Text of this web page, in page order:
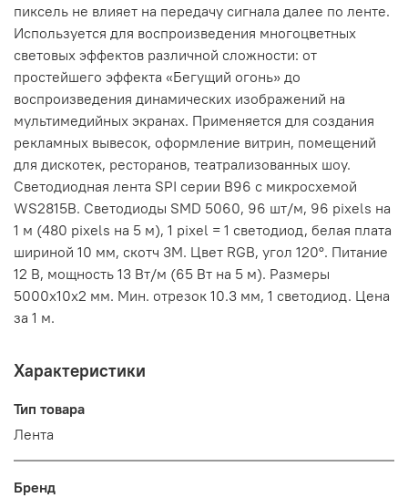
пиксель не влияет на передачу сигнала далее по ленте.
Используется для воспроизведения многоцветных
световых эффектов различной сложности: от
простейшего эффекта «Бегущий огонь» до
воспроизведения динамических изображений на
мультимедийных экранах. Применяется для создания
рекламных вывесок, оформление витрин, помещений
для дискотек, ресторанов, театрализованных шоу.
Светодиодная лента SPI серии B96 с микросхемой
WS2815B. Светодиоды SMD 5060, 96 шт/м, 96 pixels на
1 м (480 pixels на 5 м), 1 pixel = 1 светодиод, белая плата
шириной 10 мм, скотч 3М. Цвет RGB, угол 120°. Питание
12 В, мощность 13 Вт/м (65 Вт на 5 м). Размеры
5000x10x2 мм. Мин. отрезок 10.3 мм, 1 светодиод. Цена
за 1 м.
Характеристики
Тип товара
Лента
Бренд